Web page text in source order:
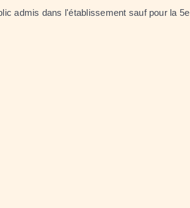
admis dans l'établissement sauf pour la 5e